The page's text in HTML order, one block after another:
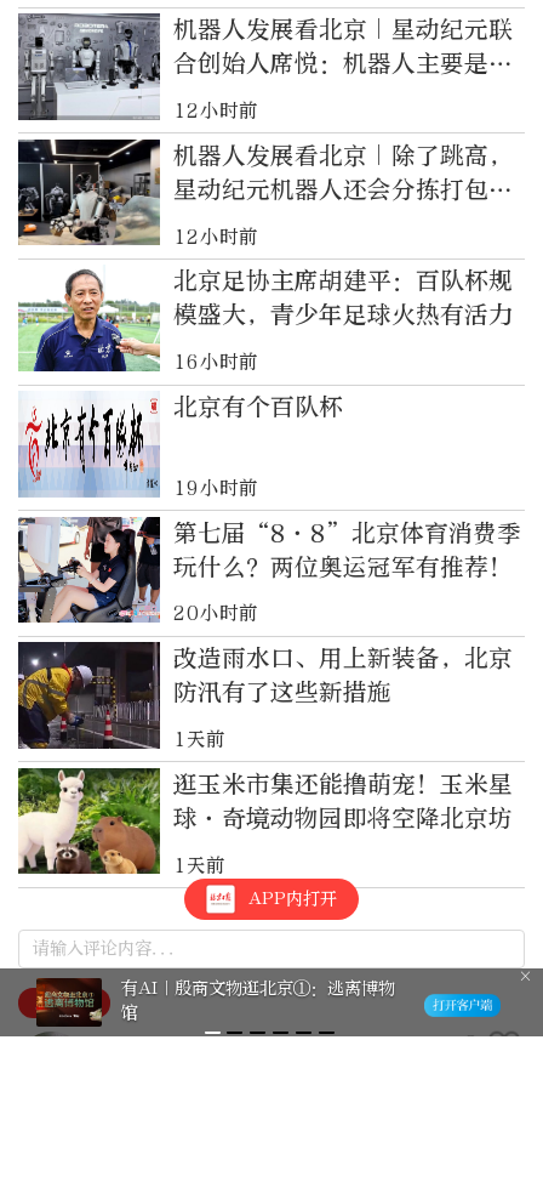
机器人发展看北京｜星动纪元联
合创始人席悦：机器人主要是解
决不适宜人干的工作
12小时前
机器人发展看北京｜除了跳高，
星动纪元机器人还会分拣打包快
递
12小时前
北京足协主席胡建平：百队杯规
模盛大，青少年足球火热有活力
16小时前
北京有个百队杯
19小时前
第七届“8·8”北京体育消费季
玩什么？两位奥运冠军有推荐！
20小时前
改造雨水口、用上新装备，北京
防汛有了这些新措施
1天前
逛玉米市集还能撸萌宠！玉米星
球·奇境动物园即将空降北京坊
1天前
最新评论
0
APP内打开
有AI｜殷商文物逛北京①：逃离博物
馆